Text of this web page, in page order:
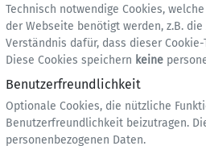
Technisch notwendige Cookies,
der Webseite benötigt werden, z.B.
Verständnis dafür, dass dieser
Diese Cookies speichern keine
Benutzerfreundlichkeit
Optionale Cookies, die nützliche
Benutzerfreundlichkeit beizutragen.
personenbezogenen Daten.
haben. Um unseren Service